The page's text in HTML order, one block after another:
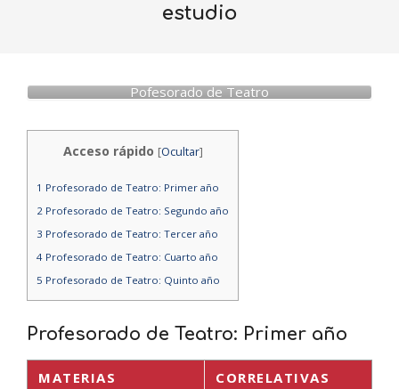
estudio
Pofesorado de Teatro
Acceso rápido [Ocultar]
1 Profesorado de Teatro: Primer año
2 Profesorado de Teatro: Segundo año
3 Profesorado de Teatro: Tercer año
4 Profesorado de Teatro: Cuarto año
5 Profesorado de Teatro: Quinto año
Profesorado de Teatro: Primer año
MATERIAS
CORRELATIVAS